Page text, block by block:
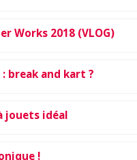
Works 2018 (VLOG)
: break and kart ?
jouets idéal
!